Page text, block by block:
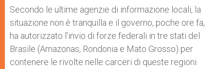
Secondo le ultime agenzie di informazione locali, la
situazione non è tranquilla e il governo, poche ore fa,
ha autorizzato l’invio di forze federali in tre stati del
Brasile (Amazonas, Rondonia e Mato Grosso) per
contenere le rivolte nelle carceri di queste regioni.